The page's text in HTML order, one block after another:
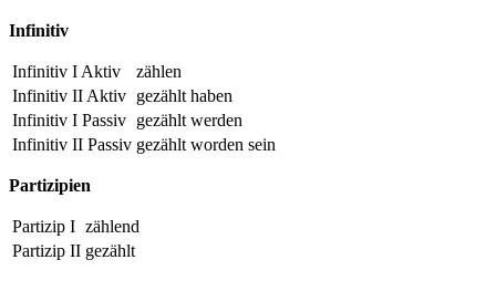
Infinitiv
Infinitiv I Aktiv
zählen
Infinitiv II Aktiv gezählt haben
Infinitiv I Passiv gezählt werden
Infinitiv II Passiv gezählt worden sein
Partizipien
Partizip I zählend
Partizip II gezählt